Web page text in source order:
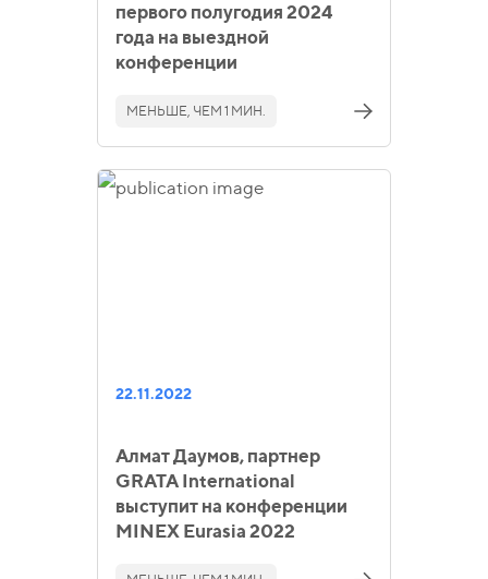
первого полугодия 2024
года на выездной
конференции
МЕНЬШЕ, ЧЕМ 1 МИН.
22.11.2022
Алмат Даумов, партнер
GRATA International
выступит на конференции
MINEX Eurasia 2022